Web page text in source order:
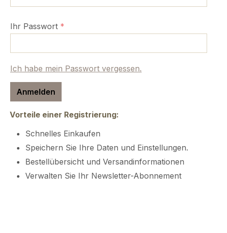
Ihr Passwort *
Ich habe mein Passwort vergessen.
Anmelden
Vorteile einer Registrierung:
Schnelles Einkaufen
Speichern Sie Ihre Daten und Einstellungen.
Bestellübersicht und Versandinformationen
Verwalten Sie Ihr Newsletter-Abonnement